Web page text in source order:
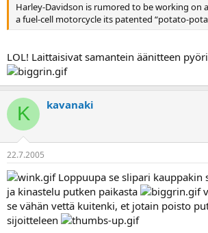
Harley-Davidson is rumored to be working on
a fuel-cell motorcycle its patented “potato-
LOL! Laittaisivat samantein äänitteen
K kavanaki
22.7.2005
Loppuupa se slipari kauppakin
ja kinastelu putken paikasta
se vähän vettä kuitenki, et jotain poisto
sijoitteleen